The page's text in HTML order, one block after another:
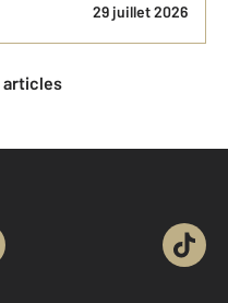
29 juillet 2026
articles